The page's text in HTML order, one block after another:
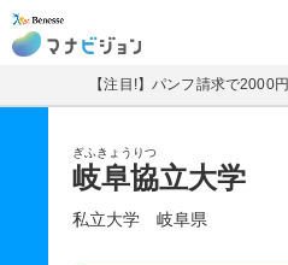
マナビジョン
【注目!】パンフ請求で2000
ぎふきょうりつ
岐阜協立大学
私立大学 岐阜県